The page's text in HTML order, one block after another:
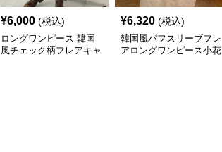
¥6,000 (税込)
ロングワンピース 韓国
風チェック柄フレアキャ
¥6,320 (税込)
韓国風パフスリーブフレ
アロングワンピース小花